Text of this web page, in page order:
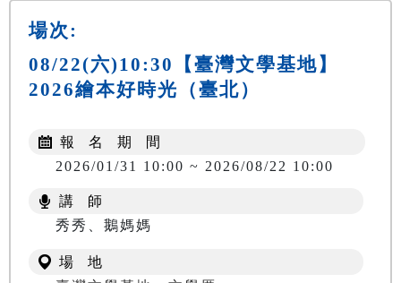
場次:
08/22(六)10:30【臺灣文學基地】
2026繪本好時光（臺北）
報 名 期 間
2026/01/31 10:00 ~ 2026/08/22 10:00
講 師
秀秀、鵝媽媽
場 地